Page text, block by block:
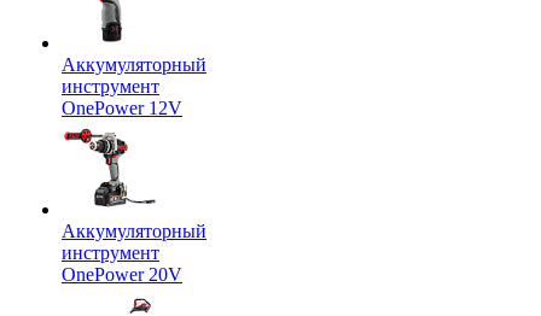
Аккумуляторный
инструмент
OnePower 12V
Аккумуляторный
инструмент
OnePower 20V